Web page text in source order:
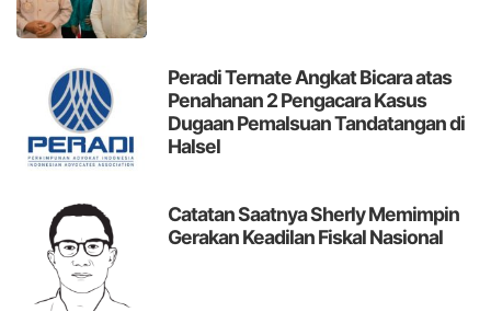
Peradi Ternate Angkat Bicara atas
Penahanan 2 Pengacara Kasus
Dugaan Pemalsuan Tandatangan di
Halsel
CatatanSaatnya Sherly Memimpin
Gerakan Keadilan Fiskal Nasional